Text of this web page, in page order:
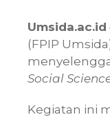
Umsida.ac.id
(FPIP
Social
Kegiatan ini